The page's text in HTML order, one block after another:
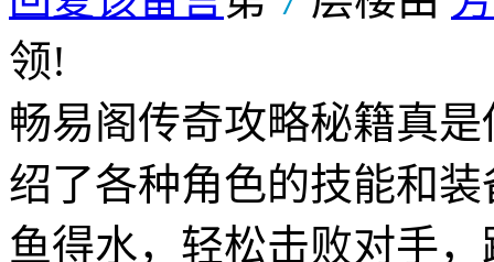
领!
畅易阁传奇攻略秘籍真
绍了各种角色的技能和
鱼得水，轻松击败对手